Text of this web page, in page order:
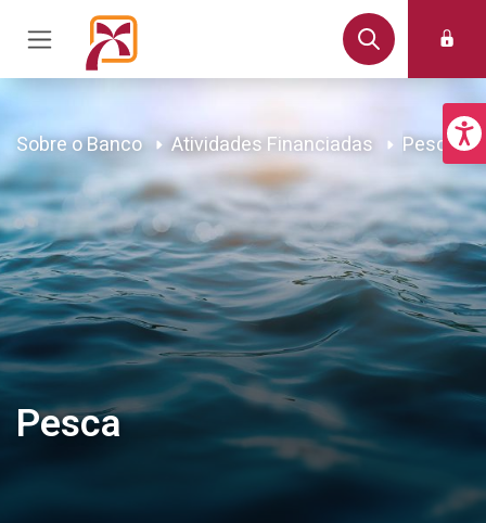
Sobre o Banco Atividades Financiadas Pesca
Pesca